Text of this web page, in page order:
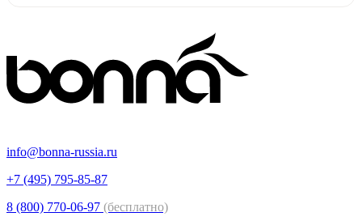
info@bonna-russia.ru
+7 (495) 795-85-87
8 (800) 770-06-97 (бесплатно)